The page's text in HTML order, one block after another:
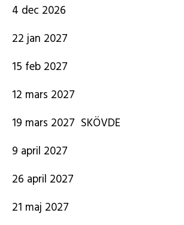
4 dec 2026
22 jan 2027
15 feb 2027
12 mars 2027
19 mars 2027 SKÖVDE
9 april 2027
26 april 2027
21 maj 2027